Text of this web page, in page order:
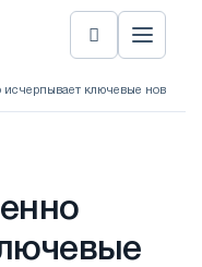
ключевые новые